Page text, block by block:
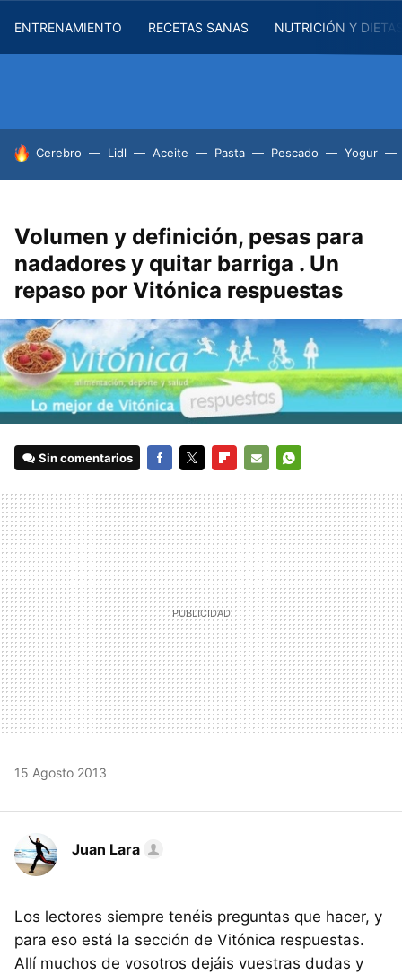
ENTRENAMIENTO RECETAS SANAS NUTRICIÓN Y
HOY SE HABLA DE
Cerebro Lidl Aceite Pasta Pescado Yogur
Volumen y definición, pesas para
nadadores y quitar barriga . Un
repaso por Vitónica respuestas
Sin comentarios
MAIL
15 Agosto 2013
Juan Lara
Los lectores siempre tenéis preguntas que hacer, y
para eso está la sección de Vitónica respuestas.
Allí muchos de vosotros dejáis vuestras dudas y